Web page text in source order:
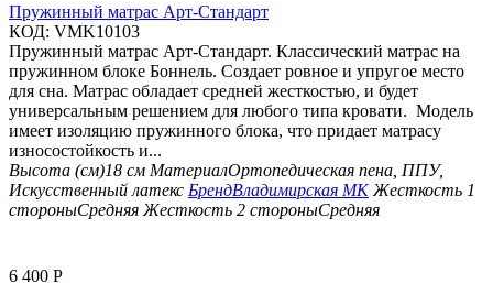
Пружинный матрас Арт-Стандарт
КОД: VMK10103
Пружинный матрас Арт-Стандарт. Классический матрас на
пружинном блоке Боннель. Создает ровное и упругое место
для сна. Матрас обладает средней жесткостью, и будет
универсальным решением для любого типа кровати. Модель
имеет изоляцию пружинного блока, что придает матрасу
износостойкость и...
Высота (см)18 см МатериалОртопедическая пена, ППУ,
Искусственный латекс БрендВладимирская МК Жесткость 1
стороныСредняя Жесткость 2 стороныСредняя
6 400 Р